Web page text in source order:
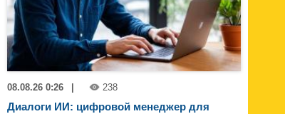
08.08.26 0:26 238
Диалоги ИИ: цифровой менеджер для